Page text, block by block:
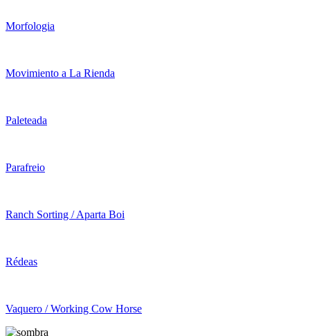
Morfologia
Movimiento a La Rienda
Paleteada
Parafreio
Ranch Sorting / Aparta Boi
Rédeas
Vaquero / Working Cow Horse